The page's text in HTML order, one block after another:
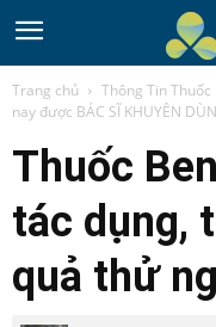
Trang chủ Thông Tin Thuốc
nay được BÁC SĨ KHUYÊN
Thuốc
tác dụng,
quả thử